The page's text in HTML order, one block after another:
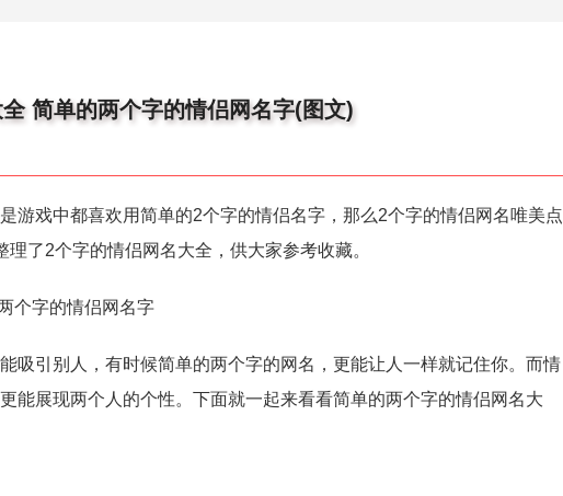
简单的两个字的情侣网名字(图文)
游戏中都喜欢用简单的2个字的情侣名字，那么2个字的情侣网名唯美点
了2个字的情侣网名大全，供大家参考收藏。
个字的情侣网名字
吸引别人，有时候简单的两个字的网名，更能让人一样就记住你。而情
能展现两个人的个性。下面就一起来看看简单的两个字的情侣网名大